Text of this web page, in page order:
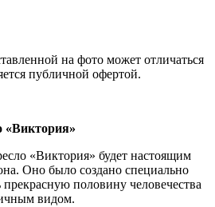
на фото может отличаться
публичной офертой.
«Виктория»
«Виктория» будет настоящим
Оно было создано специально
прекрасную половину человечества
видом.